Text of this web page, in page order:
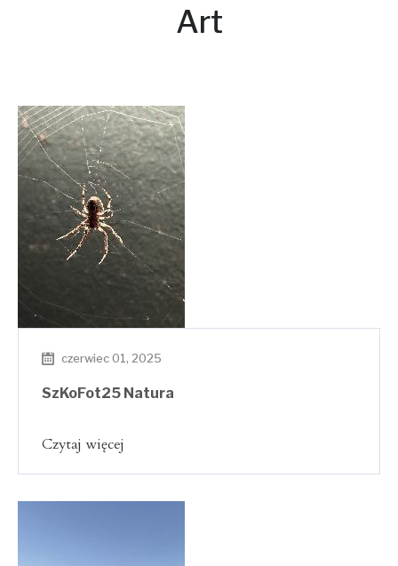
Art
czerwiec 01, 2025
SzKoFot25 Natura
Czytaj więcej